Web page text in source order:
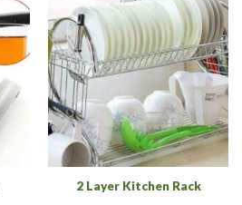
2 Layer Kitchen Rack